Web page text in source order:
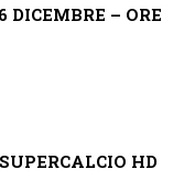
DICEMBRE – ORE
HD